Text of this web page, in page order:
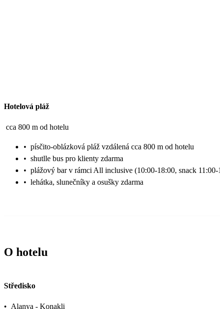
Hotelová pláž
cca 800 m od hotelu
• písčito-oblázková pláž vzdálená cca 800 m od hotelu
• shutlle bus pro klienty zdarma
• plážový bar v rámci All inclusive (10:00-18:00, snack 11:00-
• lehátka, slunečníky a osušky zdarma
O hotelu
Středisko
• Alanya - Konakli